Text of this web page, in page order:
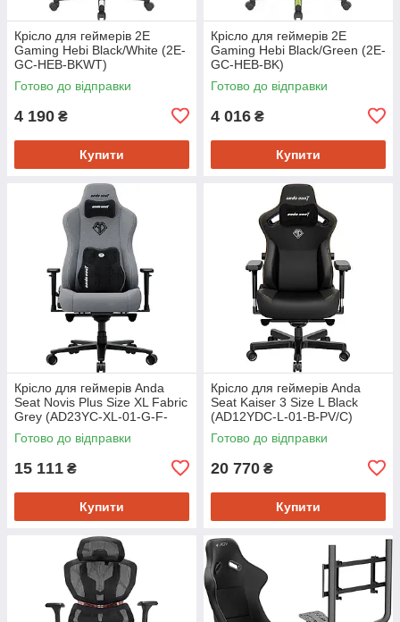
Крісло для геймерів 2E
Gaming Hebi Black/White (2E-
GC-HEB-BKWT)
Готово до відправки
4 190 ₴
Купити
Крісло для геймерів 2E
Gaming Hebi Black/Green (2E-
GC-HEB-BK)
Готово до відправки
4 016 ₴
Купити
Крісло для геймерів Anda
Seat Novis Plus Size XL Fabric
Grey (AD23YC-XL-01-G-F-
G04)
Готово до відправки
15 111 ₴
Купити
Крісло для геймерів Anda
Seat Kaiser 3 Size L Black
(AD12YDC-L-01-B-PV/C)
Готово до відправки
20 770 ₴
Купити